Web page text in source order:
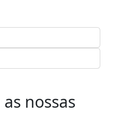
nossas